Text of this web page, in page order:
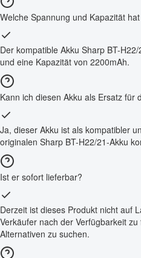
Welche Spannung und Kapazität
Der kompatible Akku Sharp BT-
und eine Kapazität von 2200mAh.
Kann ich diesen Akku als Ersatz für
Ja, dieser Akku ist als kompatibler
originalen Sharp BT-H22/21-Akku
Ist er sofort lieferbar?
Derzeit ist dieses Produkt nicht auf
Verkäufer nach der Verfügbarkeit
Alternativen zu suchen.